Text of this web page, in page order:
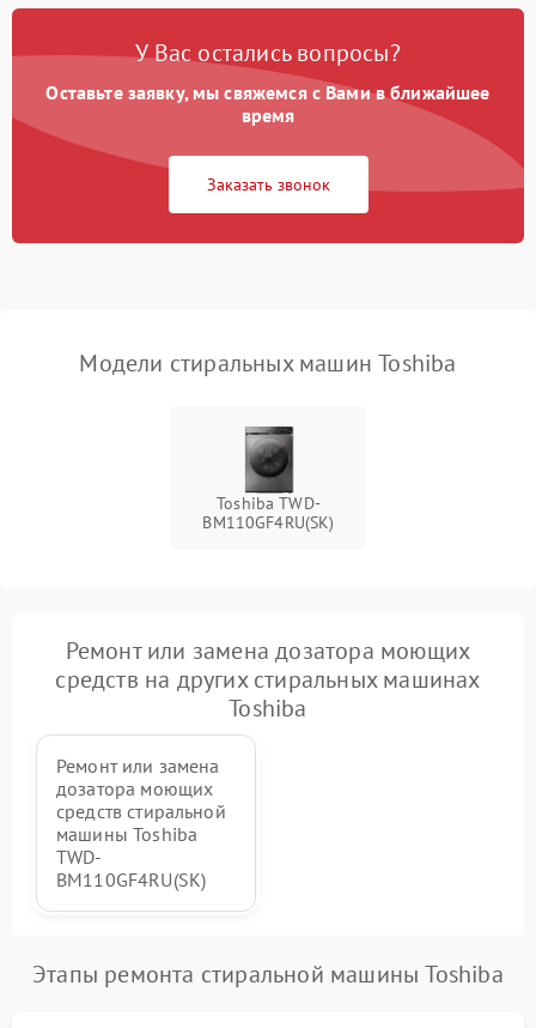
Замена платы управления 2200 ₽ Подробнее →
У Вас остались вопросы?
Оставьте заявку, мы свяжемся с Вами в ближайшее
время
Заказать звонок
Модели стиральных машин Toshiba
Toshiba TWD-
BM110GF4RU(SK)
Ремонт или замена дозатора моющих
средств на других стиральных машинах
Toshiba
Ремонт или замена
дозатора моющих
средств стиральной
машины Toshiba
TWD-
BM110GF4RU(SK)
Этапы ремонта стиральной машины Toshiba